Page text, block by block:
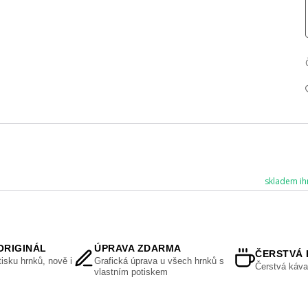
skladem
hrnků, nově i
ÚPRAVA ZDARMA
Grafická úprava u všech hrnků s
vlastním potiskem
ČERSTVÁ
Čerstvá